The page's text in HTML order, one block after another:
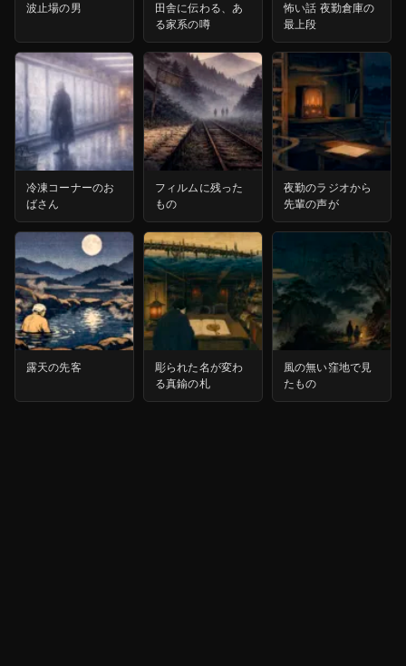
波止場の男
田舎に伝わる、あ
る家系の噂
怖い話 夜勤倉庫の
最上段
冷凍コーナーのお
ばさん
フィルムに残った
もの
夜勤のラジオから
先輩の声が
露天の先客
彫られた名が変わ
る真鍮の札
風の無い窪地で見
たもの